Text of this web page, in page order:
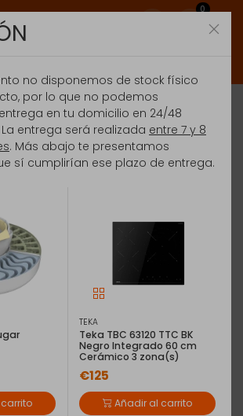
0
no disponemos de stock físico
por lo que no podemos
en tu domicilio en 24/48
entrega será realizada entre 7 y 8
. Más abajo te presentamos
sí cumplirían ese plazo de entrega.
TEKA
Teka TBC 63120 TTC BK
Negro Integrado 60 cm
Cerámico 3 zona(s)
€125
Añadir al carrito